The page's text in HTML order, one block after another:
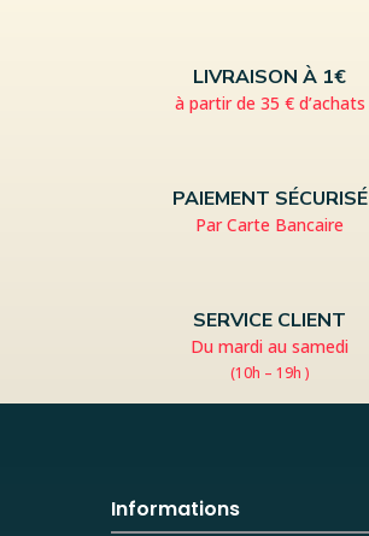
LIVRAISON À 1€
à partir de 35 € d’achats
PAIEMENT SÉCURISÉ
Par Carte Bancaire
SERVICE CLIENT
Du mardi au samedi
(10h – 19h )
Informations